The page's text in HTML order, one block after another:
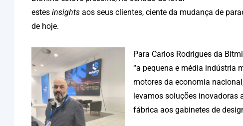
estes insights aos seus clientes, ciente da mudança de
de hoje.
Para Carlos Rodrigues da
“a pequena e média indústria
motores da economia
levamos soluções inovadoras
fábrica aos gabinetes de